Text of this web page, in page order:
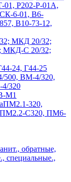
01, Р202-Р-01А,
6-01, В6-
В10-73-12,
МКД 20/32;
МКД-С 20/32;
24, Г44-25
500, ВМ-4/320,
320
М1
ПМ2.1-320,
С320, ПМ6-
обратные,
специальные.,